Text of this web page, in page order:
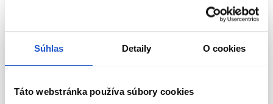
Súhlas Detaily O cookies
Táto webstránka používa súbory cookies
Odporúčame
Oficiálna distribúcia